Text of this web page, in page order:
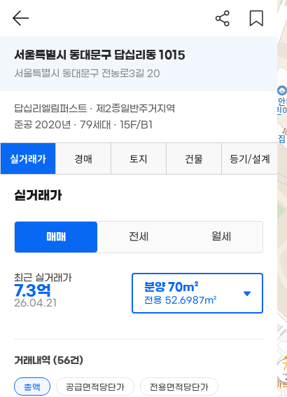
서울특별시 동대문구 답십리동 1015
서울특별시 동대문구 전농로3길 20
답십리엘림퍼스트 · 제2종일반주거지역
준공 2020년 · 79세대 · 15F/B1
실거래가 경매 토지 건물 등기/설계
실거래가
매매 전세 월세
최근 실거래가
7.3억
26.04.21
분양70m²
전용 52.6987m²
거래내역 (56건)
총액 공급면적당단가 전용면적당단가